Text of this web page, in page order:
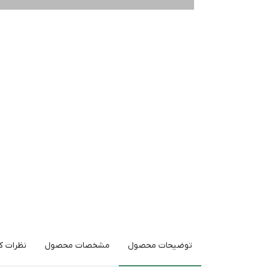
توضیحات محصول مشخصات محصول نظرات